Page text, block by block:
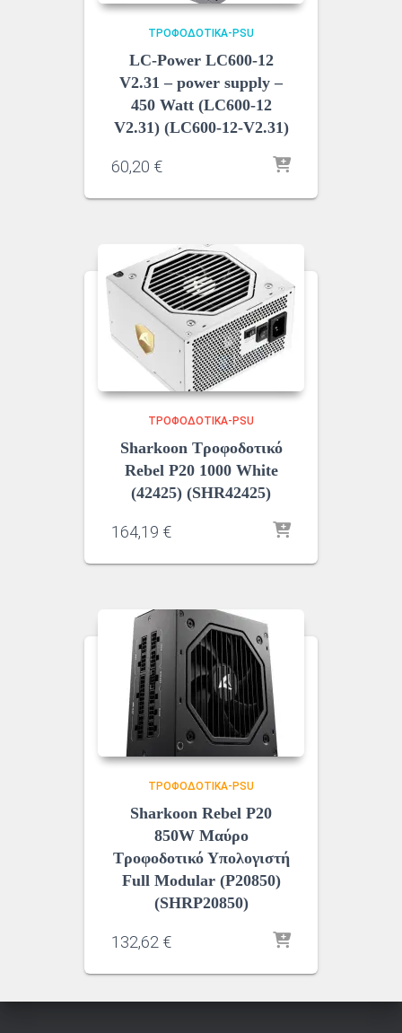
ΤΡΟΦΟΔΟΤΙΚΆ-PSU
LC-Power LC600-12
V2.31 – power supply –
450 Watt (LC600-12
V2.31) (LC600-12-V2.31)
60,20 €
ΤΡΟΦΟΔΟΤΙΚΆ-PSU
Sharkoon Τροφοδοτικό
Rebel P20 1000 White
(42425) (SHR42425)
164,19 €
ΤΡΟΦΟΔΟΤΙΚΆ-PSU
Sharkoon Rebel P20
850W Μαύρο
Τροφοδοτικό Υπολογιστή
Full Modular (P20850)
(SHRP20850)
132,62 €